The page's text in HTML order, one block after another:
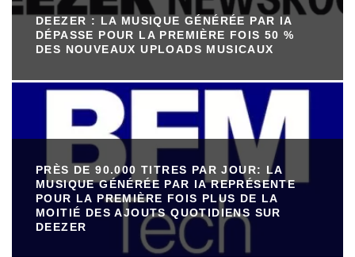
DEEZER : LA MUSIQUE GÉNÉRÉE PAR IA
DÉPASSE POUR LA PREMIÈRE FOIS 50 %
DES NOUVEAUX UPLOADS MUSICAUX
PRÈS DE 90.000 TITRES PAR JOUR: LA
MUSIQUE GÉNÉRÉE PAR IA REPRÉSENTE
POUR LA PREMIÈRE FOIS PLUS DE LA
MOITIÉ DES AJOUTS QUOTIDIENS SUR
DEEZER